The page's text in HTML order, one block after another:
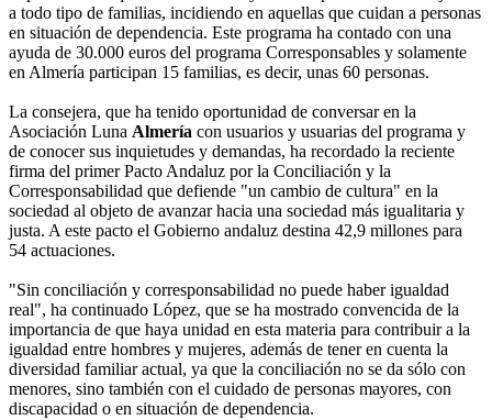
a todo tipo de familias, incidiendo en aquellas que cuidan a personas
en situación de dependencia. Este programa ha contado con una
ayuda de 30.000 euros del programa Corresponsables y solamente
en Almería participan 15 familias, es decir, unas 60 personas.
La consejera, que ha tenido oportunidad de conversar en la
Asociación Luna Almería con usuarios y usuarias del programa y
de conocer sus inquietudes y demandas, ha recordado la reciente
firma del primer Pacto Andaluz por la Conciliación y la
Corresponsabilidad que defiende "un cambio de cultura" en la
sociedad al objeto de avanzar hacia una sociedad más igualitaria y
justa. A este pacto el Gobierno andaluz destina 42,9 millones para
54 actuaciones.
"Sin conciliación y corresponsabilidad no puede haber igualdad
real", ha continuado López, que se ha mostrado convencida de la
importancia de que haya unidad en esta materia para contribuir a la
igualdad entre hombres y mujeres, además de tener en cuenta la
diversidad familiar actual, ya que la conciliación no se da sólo con
menores, sino también con el cuidado de personas mayores, con
discapacidad o en situación de dependencia.